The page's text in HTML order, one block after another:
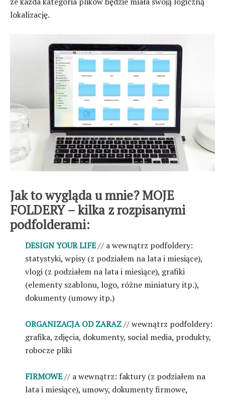
lokalizację.
Jak to wygląda u mnie? MOJE
FOLDERY – kilka z rozpisanymi
podfolderami:
DESIGN YOUR LIFE// a wewnątrz podfoldery:
statystyki, wpisy (z podziałem na lata i miesiące),
vlogi (z podziałem na lata i miesiące), grafiki
(elementy szablonu, logo, różne miniatury itp.),
dokumenty (umowy itp.)
ORGANIZACJA OD ZARAZ// wewnątrz podfoldery:
grafika, zdjęcia, dokumenty, social media, produkty,
robocze pliki
FIRMOWE// a wewnątrz: faktury (z podziałem na
lata i miesiące), umowy, dokumenty firmowe,